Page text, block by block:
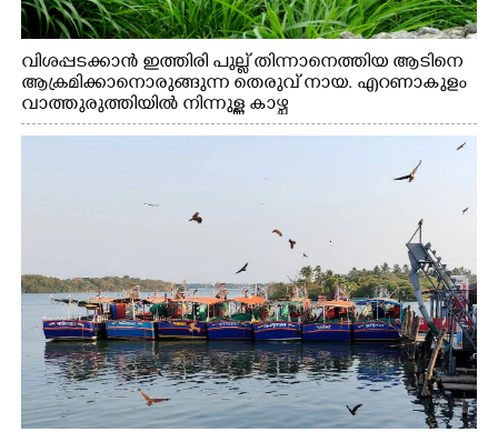
വിശപ്പടക്കാൻ ഇത്തിരി പുല്ല് തിന്നാനെത്തിയ ആടിനെ
ആക്രമിക്കാനൊരുങ്ങുന്ന തെരുവ് നായ. എറണാകുളം
വാത്തുരുത്തിയിൽ നിന്നുള്ള കാഴ്ച